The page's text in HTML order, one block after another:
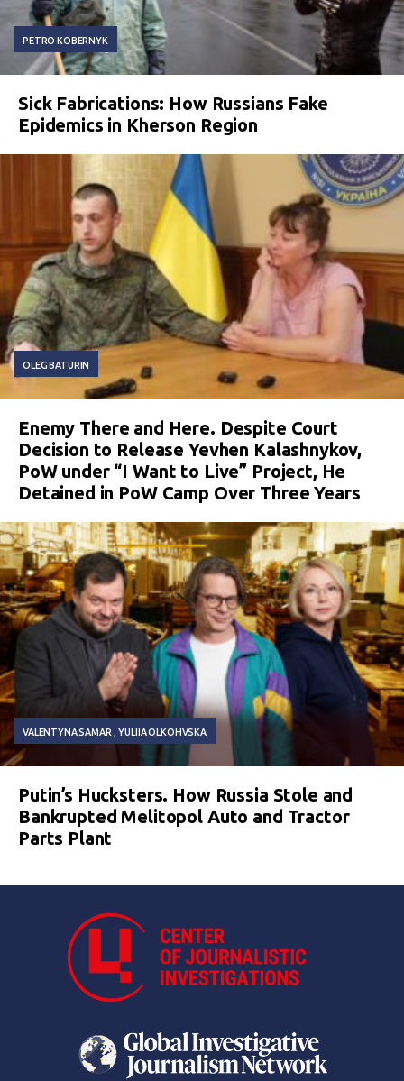
PETRO KOBERNYK
Sick Fabrications: How Russians Fake
Epidemics in Kherson Region
OLEG BATURIN
Enemy There and Here. Despite Court
Decision to Release Yevhen Kalashnykov,
PoW under “I Want to Live” Project, He
Detained in PoW Camp Over Three Years
VALENTYNA SAMAR YULIIA OLKOHVSKA
Putin’s Hucksters. How Russia Stole and
Bankrupted Melitopol Auto and Tractor
Parts Plant